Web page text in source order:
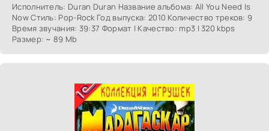
Исполнитель: Duran Duran Название альбома: All You Need Is
Now Стиль: Pop-Rock Год выпуска: 2010 Количество треков: 9
Время звучания: 39:37 Формат | Качество: mp3 | 320 kbps
Размер: ~ 89 Mb